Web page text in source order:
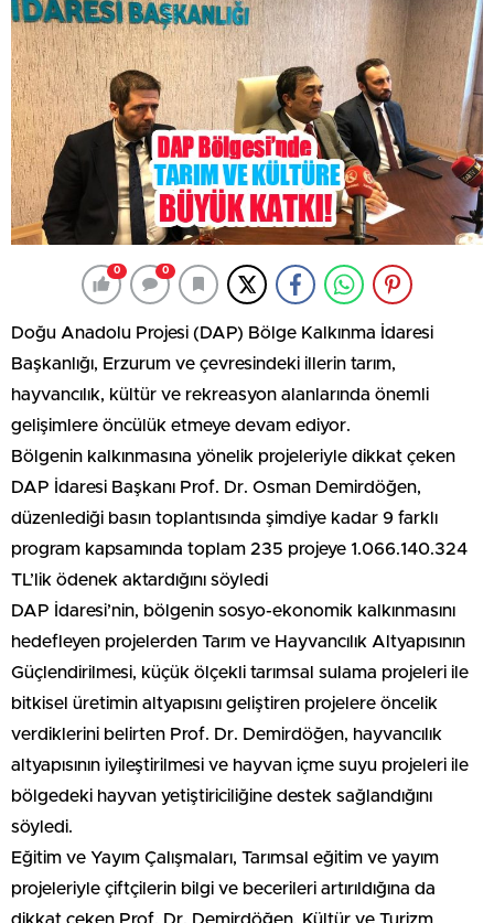
0 0
Doğu Anadolu Projesi (DAP) Bölge Kalkınma İdaresi
Başkanlığı, Erzurum ve çevresindeki illerin tarım,
hayvancılık, kültür ve rekreasyon alanlarında önemli
gelişimlere öncülük etmeye devam ediyor.
Bölgenin kalkınmasına yönelik projeleriyle dikkat çeken
DAP İdaresi Başkanı Prof. Dr. Osman Demirdöğen,
düzenlediği basın toplantısında şimdiye kadar 9 farklı
program kapsamında toplam 235 projeye 1.066.140.324
TL’lik ödenek aktardığını söyledi
DAP İdaresi’nin, bölgenin sosyo-ekonomik kalkınmasını
hedefleyen projelerden Tarım ve Hayvancılık Altyapısının
Güçlendirilmesi, küçük ölçekli tarımsal sulama projeleri ile
bitkisel üretimin altyapısını geliştiren projelere öncelik
verdiklerini belirten Prof. Dr. Demirdöğen, hayvancılık
altyapısının iyileştirilmesi ve hayvan içme suyu projeleri ile
bölgedeki hayvan yetiştiriciliğine destek sağlandığını
söyledi.
Eğitim ve Yayım Çalışmaları, Tarımsal eğitim ve yayım
projeleriyle çiftçilerin bilgi ve becerileri artırıldığına da
dikkat çeken Prof. Dr. Demirdöğen, Kültür ve Turizm